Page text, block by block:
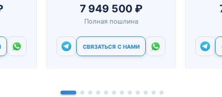
7 949 500 ₽
Полная пошлина
СВЯЗАТЬСЯ С НАМИ